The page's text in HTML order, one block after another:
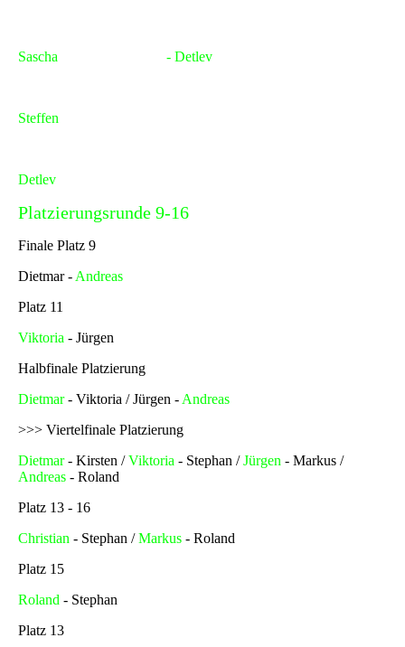
Sascha
- Detlev
Steffen
Detlev
Platzierungsrunde 9-16
Finale Platz 9
Dietmar - Andreas
Platz 11
Viktoria - Jürgen
Halbfinale Platzierung
Dietmar- Viktoria / Jürgen - Andreas
>>> Viertelfinale Platzierung
Dietmar- Kirsten /Viktoria - Stephan /Jürgen - Markus /
Andreas - Roland
Platz 13 - 16
Christian - Stephan /Markus - Roland
Platz 15
Roland - Stephan
Platz 13